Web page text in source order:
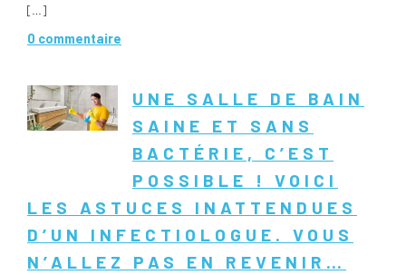
[…]
0 commentaire
UNE SALLE DE BAIN
SAINE ET SANS
BACTÉRIE, C’EST
POSSIBLE ! VOICI
LES ASTUCES INATTENDUES
D’UN INFECTIOLOGUE. VOUS
N’ALLEZ PAS EN REVENIR…